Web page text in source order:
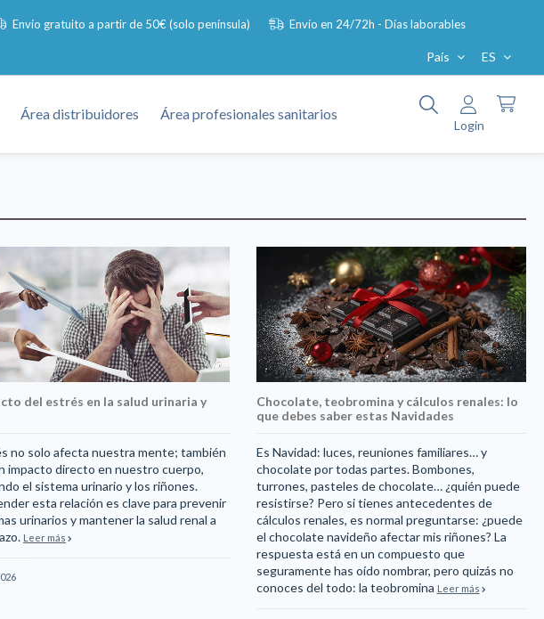
Envío gratuito a partir de 50€ (solo península) Envío en 24/72h - Días laborables
ES
País
Área profesionales sanitarios
Área distribuidores
Login
del estrés en la salud urinaria y
no solo afecta nuestra mente; también
impacto directo en nuestro cuerpo,
el sistema urinario y los riñones.
esta relación es clave para prevenir
urinarios y mantener la salud renal a
Leer más
Chocolate, teobromina y cálculos renales: lo
que debes saber estas Navidades
Es Navidad: luces, reuniones familiares… y
chocolate por todas partes. Bombones,
turrones, pasteles de chocolate… ¿quién puede
resistirse? Pero si tienes antecedentes de
cálculos renales, es normal preguntarse: ¿puede
el chocolate navideño afectar mis riñones? La
respuesta está en un compuesto que
seguramente has oído nombrar, pero quizás no
conoces del todo: la teobromina Leer más